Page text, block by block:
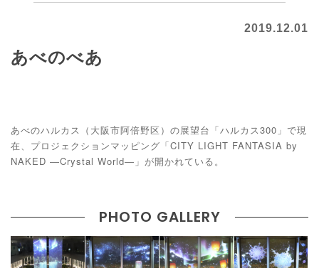
2019.12.01
あべのべあ
あべのハルカス（大阪市阿倍野区）の展望台「ハルカス300」で現
在、プロジェクションマッピング「CITY LIGHT FANTASIA by
NAKED ―Crystal World―」が開かれている。
PHOTO GALLERY